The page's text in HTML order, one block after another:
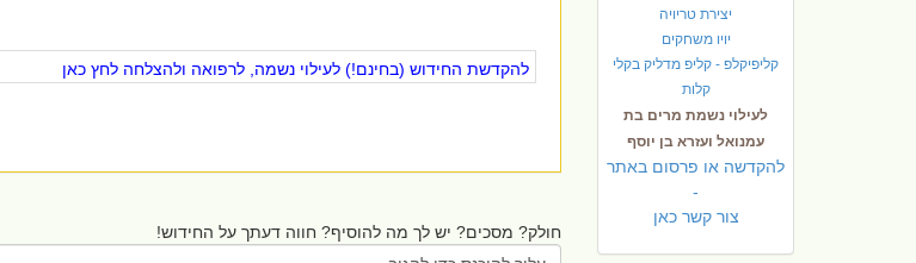
יצירת טריויה
יויו משחקים
קליפיקלפ - קליפ מדליק בקלי
קלות
לעילוי נשמת מרים בת
עמנואל ועזרא בן יוסף
להקדשה או פרסום באתר
-
צור קשר כאן
להקדשת החידוש (בחינם!) לעילוי נשמה, לרפואה ולהצלחה לחץ כאן
חולק? מסכים? יש לך מה להוסיף? חווה דעתך על החידוש!